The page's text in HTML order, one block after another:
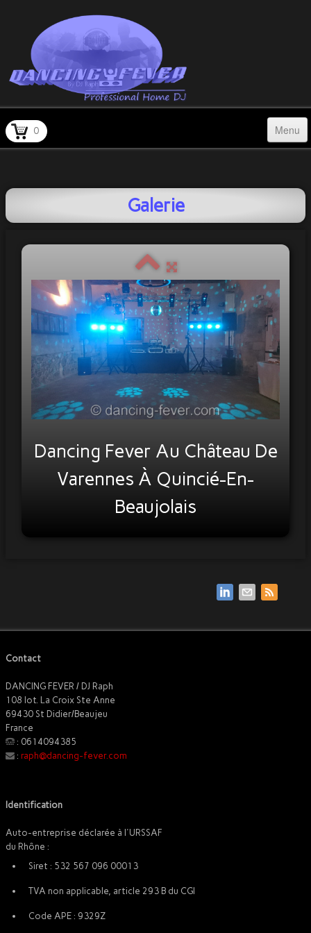
0 Menu
Tarifs à la carte
Infos & Contact
Partenaires
Galerie
Dancing Fever Au Château De
Varennes À Quincié-En-
Beaujolais
Contact
DANCING FEVER / DJ Raph
108 lot. La Croix Ste Anne
69430 St Didier/Beaujeu
France
: 0614094385
: raph@dancing-fever.com
Identification
Auto-entreprise déclarée à l'URSSAF
du Rhône :
Siret : 532 567 096 00013
TVA non applicable, article 293 B du CGI
Code APE : 9329Z